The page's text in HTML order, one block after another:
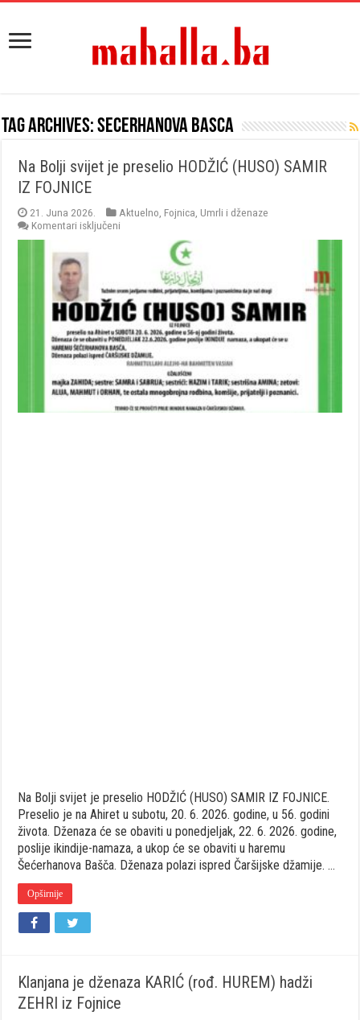
Tag Archives:secerhanova basca
Na Bolji svijet je preselio HODŽIĆ (HUSO) SAMIR
IZ FOJNICE
21. Juna 2026. Aktuelno Fojnica Umrli i dženaze
Komentari isključeni
preselio
HODŽIĆ
(HUSO)
SAMIR
IZ
FOJNICE
Na Bolji svijet je preselio HODŽIĆ (HUSO) SAMIR IZ FOJNICE.
Preselio je na Ahiret u subotu, 20. 6. 2026. godine, u 56. godini
života. Dženaza će se obaviti u ponedjeljak, 22. 6. 2026. godine,
poslije ikindije-namaza, a ukop će se obaviti u haremu
Šećerhanova Bašča. Dženaza polazi ispred Čaršijske džamije. …
Opširnije
Klanjana je dženaza KARIĆ (rođ. HUREM) hadži
ZEHRI iz Fojnice